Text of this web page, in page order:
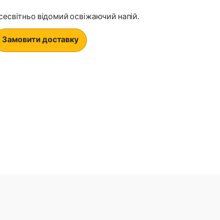
відомий освіжаючий напій.
Замовити доставку